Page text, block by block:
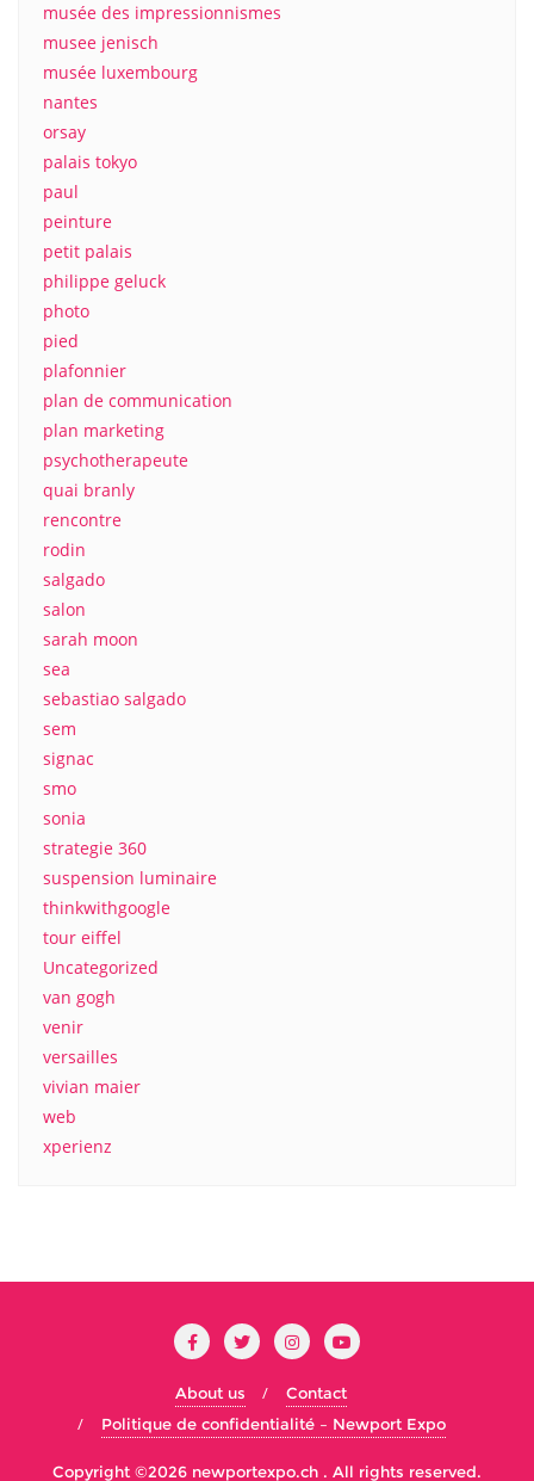
musée des impressionnismes
musee jenisch
musée luxembourg
nantes
orsay
palais tokyo
paul
peinture
petit palais
philippe geluck
photo
pied
plafonnier
plan de communication
plan marketing
psychotherapeute
quai branly
rencontre
rodin
salgado
salon
sarah moon
sea
sebastiao salgado
sem
signac
smo
sonia
strategie 360
suspension luminaire
thinkwithgoogle
tour eiffel
Uncategorized
van gogh
venir
versailles
vivian maier
web
xperienz
About us
Contact
Politique de confidentialité – Newport Expo
Copyright ©2026 newportexpo.ch . All rights reserved.